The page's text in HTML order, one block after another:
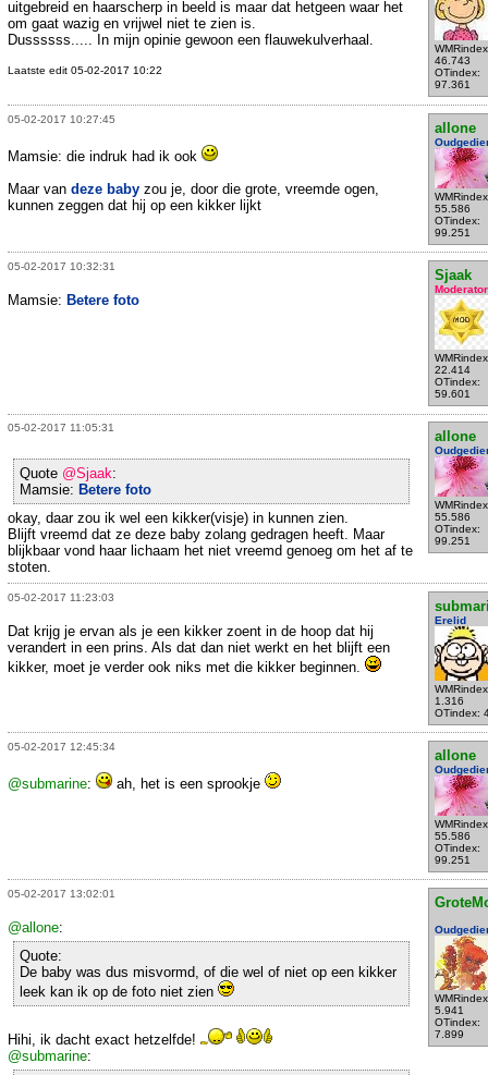
46.743
OTindex:
97.361
uitgebreid en haarscherp in beeld is maar dat hetgeen waar het
om gaat wazig en vrijwel niet te zien is.
Dussssss..... In mijn opinie gewoon een flauwekulverhaal.
Laatste edit 05-02-2017 10:22
05-02-2017 10:27:45
allone
55.586
OTindex:
99.251
Mamsie: die indruk had ik ook
Maar van deze baby zou je, door die grote, vreemde ogen,
kunnen zeggen dat hij op een kikker lijkt
05-02-2017 10:32:31
Sjaak
Moderator
22.414
OTindex:
59.601
Mamsie: Betere foto
05-02-2017 11:05:31
allone
55.586
OTindex:
99.251
Quote @Sjaak:
Mamsie: Betere foto
okay, daar zou ik wel een kikker(visje) in kunnen zien.
Blijft vreemd dat ze deze baby zolang gedragen heeft. Maar
blijkbaar vond haar lichaam het niet vreemd genoeg om het af te
stoten.
05-02-2017 11:23:03
Erelid
1.316
OTindex:
Dat krijg je ervan als je een kikker zoent in de hoop dat hij
verandert in een prins. Als dat dan niet werkt en het blijft een
kikker, moet je verder ook niks met die kikker beginnen.
05-02-2017 12:45:34
allone
55.586
OTindex:
99.251
@submarine: ah, het is een sprookje
05-02-2017 13:02:01
5.941
OTindex:
7.899
@allone:
Quote:
De baby was dus misvormd, of die wel of niet op een kikker
leek kan ik op de foto niet zien
Hihi, ik dacht exact hetzelfde!
@submarine: